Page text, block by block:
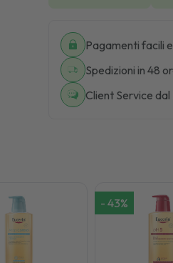
Pagamenti facili
Spedizioni in 48
Client Service
- 43%